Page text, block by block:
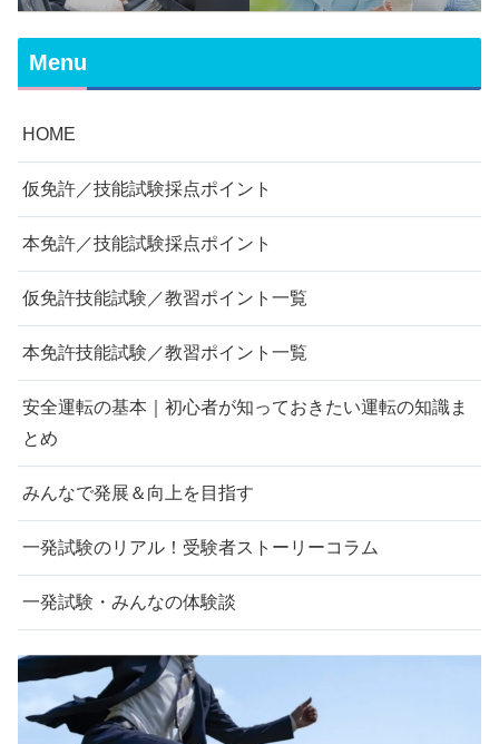
Menu
HOME
仮免許／技能試験採点ポイント
本免許／技能試験採点ポイント
仮免許技能試験／教習ポイント一覧
本免許技能試験／教習ポイント一覧
安全運転の基本｜初心者が知っておきたい運転の知識ま
とめ
みんなで発展＆向上を目指す
一発試験のリアル！受験者ストーリーコラム
一発試験・みんなの体験談